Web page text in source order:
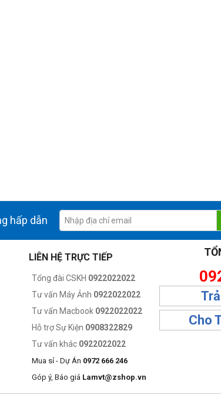
hấp dẫn
LIÊN HỆ TRỰC TIẾP
Tổng đài CSKH 0922022022
Tư vấn Máy Ảnh 0922022022
Tư vấn Macbook 0922022022
Hỗ trợ Sự Kiện 0908322829
Tư vấn khác 0922022022
Mua sỉ - Dự Án 0972 666 246
Góp ý, Báo giá Lamvt@zshop.vn
Cho